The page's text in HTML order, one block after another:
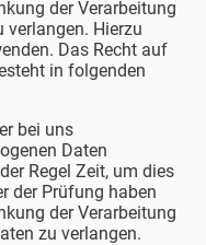
der Verarbeitung
verlangen. Hierzu
Das Recht auf
in folgenden
bei uns
Daten
Regel Zeit, um dies
der Prüfung haben
der Verarbeitung
zu verlangen.